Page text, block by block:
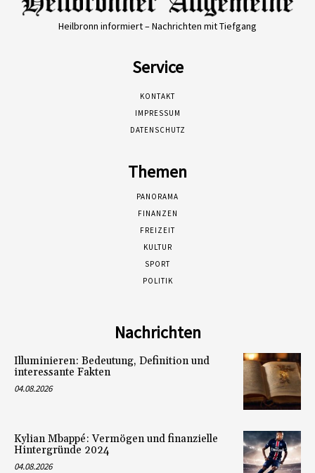
Heilbronn informiert – Nachrichten mit Tiefgang
Service
KONTAKT
IMPRESSUM
DATENSCHUTZ
Themen
PANORAMA
FINANZEN
FREIZEIT
KULTUR
SPORT
POLITIK
Nachrichten
Illuminieren: Bedeutung, Definition und
interessante Fakten
04.08.2026
Kylian Mbappé: Vermögen und finanzielle
Hintergründe 2024
04.08.2026